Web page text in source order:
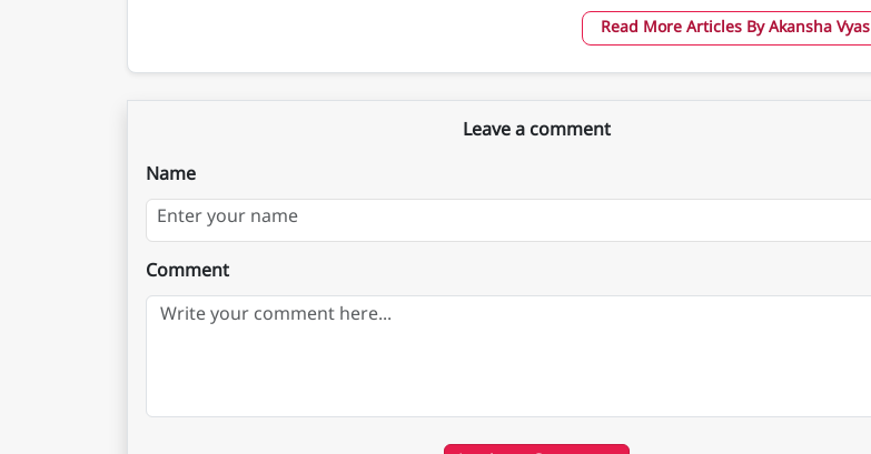
Read More Articles By Akansha Vyas
Leave a comment
Name
Comment